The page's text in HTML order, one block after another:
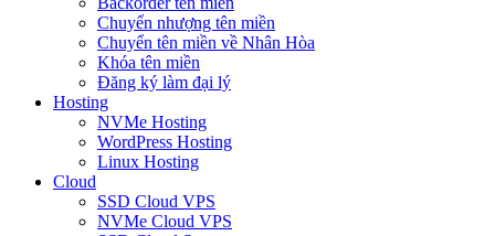
Chuyển nhượng tên miền
Chuyển tên miền về Nhân Hòa
Khóa tên miền
Đăng ký làm đại lý
Hosting
NVMe Hosting
WordPress Hosting
Linux Hosting
Cloud
SSD Cloud VPS
NVMe Cloud VPS